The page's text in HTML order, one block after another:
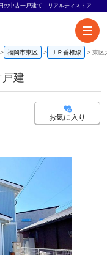
中古一戸建て｜リアルティストア
福岡市東区 ＪＲ香椎線 東区
建
お気に入り